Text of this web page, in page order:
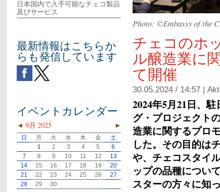
Photo: ©︎Embassy of the
チェコのホ
ル醸造業に
て開催
30.05.2024 / 14:57 |
2024年5月21日、
グ・プロジェクト
造業に関するプロ
した。その目的は
や、チェコスタイ
ップの品種につい
スターの方々に知
日本国内で入手可能なチェコ製品
及びサービス
最新情報はこちらか
らも発信しています
イベントカレンダー
◄ ►
9月 2025
日 月 火 水 木 金
土
1
2 3 4 5
6
7
8 9 10 11 12
13
14
15 16 17 18 19
20
21
22 23 24 25 26
27
28
29 30